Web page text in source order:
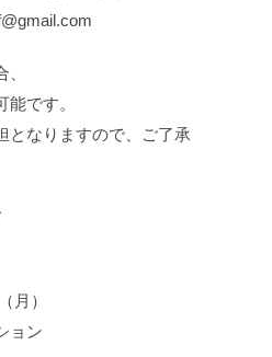
です。
となりますので、ご了承
月）
ョン